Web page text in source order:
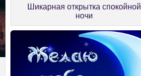
Шикарная открытка спокойной
ночи